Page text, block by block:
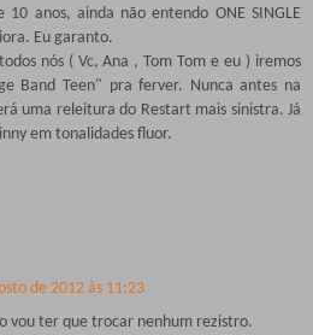
10 anos, ainda não entendo ONE SINGLE
Eu garanto.
nós ( Vc, Ana , Tom Tom e eu ) iremos
Band Teen" pra ferver. Nunca antes na
uma releitura do Restart mais sinistra. Já
em tonalidades fluor.
de 2012 às 11:23
vou ter que trocar nenhum rezistro.